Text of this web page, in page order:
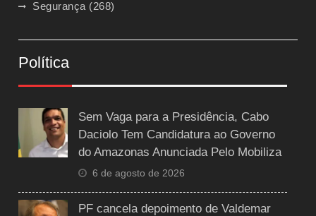
Segurança (268)
Política
Sem Vaga para a Presidência, Cabo
Daciolo Tem Candidatura ao Governo
do Amazonas Anunciada Pelo Mobiliza
6 de agosto de 2026
PF cancela depoimento de Valdemar